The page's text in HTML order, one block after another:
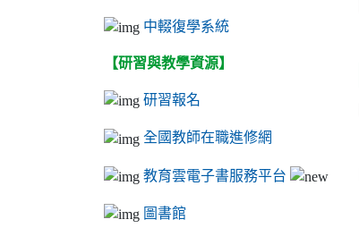
中輟復學系統
【研習與教學資源】
研習報名
全國教師在職進修網
教育雲電子書服務平台
圖書館